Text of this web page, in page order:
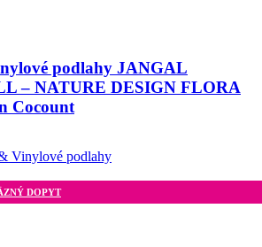
podlahy JANGAL
– NATURE DESIGN FLORA
Cocount
Vinylové podlahy
DOPYT